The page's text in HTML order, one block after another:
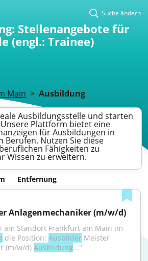
Suche ändern
Stellenangebote für
(engl.: Trainee)
Main > Ausbildung
Ausbildungsstelle und starten
Plattform bietet eine
für Ausbildungen in
Berufen. Nutzen Sie diese
Fähigkeiten zu
Wissen zu erweitern.
Entfernung
Anlagenmechaniker (m/w/d)
am Standort Frankfurt am Main im
die Position: Ausbilder Meister
(m/w/d) Ausbildung..."